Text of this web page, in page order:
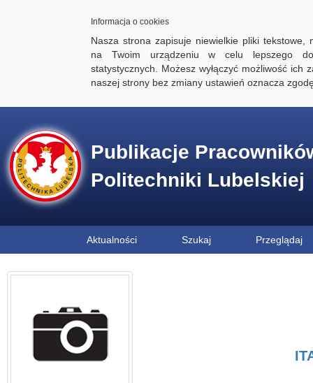
Informacja o cookies
Nasza strona zapisuje niewielkie pliki tekstowe,
na Twoim urządzeniu w celu lepszego
statystycznych. Możesz wyłączyć możliwość ich
naszej strony bez zmiany ustawień oznacza
Publikacje
Politechniki Lubelskiej
Aktualności Szukaj Przeglądaj